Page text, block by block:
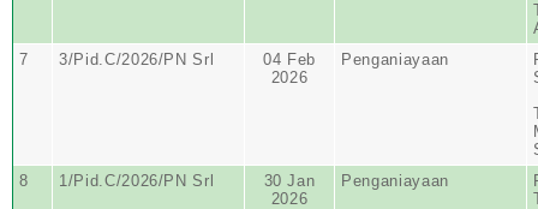
7
3/Pid.C/2026/PN Srl
04 Feb
2026
Penganiayaan
8
1/Pid.C/2026/PN Srl
30 Jan
2026
Penganiayaan